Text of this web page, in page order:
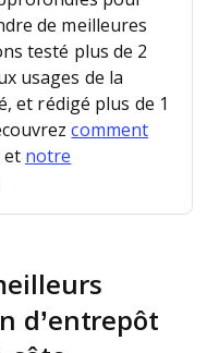
de meilleures
testé plus de 2
usages de la
et rédigé plus de 1
comment
et notre
d’entrepôt